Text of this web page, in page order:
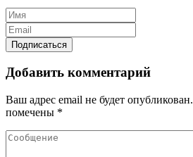
Добавить комментарий
Ваш адрес email не будет опубликован.
помечены *